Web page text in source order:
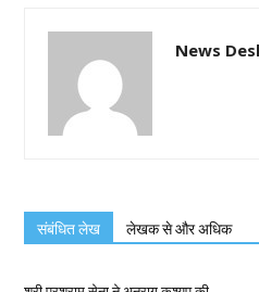
News
संबंधित लेख लेखक से और अधिक